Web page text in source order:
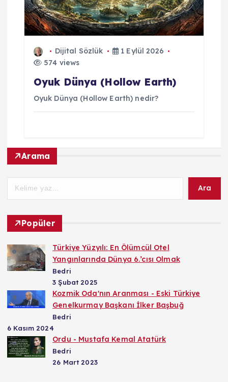
Dijital Sözlük
1 Eylül 2026
574 views
Oyuk Dünya (Hollow Earth)
Oyuk Dünya (Hollow Earth) nedir?
Arama
Ara
Popüler
Türkiye Yüzyılı: En Ölümcül Otel
Yangınlarında Dünya 6.’cısı Olmak
Bedri
3 Şubat 2025
Kozmik Oda'nın Aranması - Eski Türkiye
Genelkurmay Başkanı İlker Başbuğ
Bedri
6 Kasım 2024
Ordu - Mustafa Kemal Atatürk
Bedri
26 Mart 2023